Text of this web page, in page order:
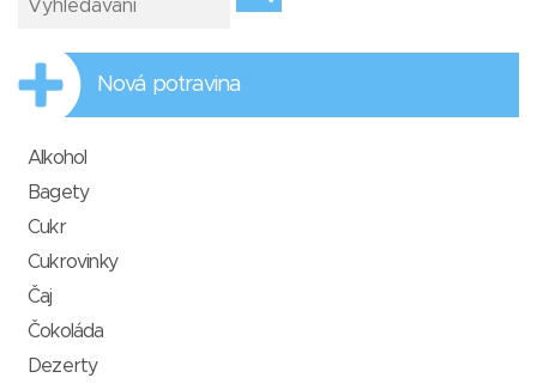
Nová potravina
Alkohol
Bagety
Cukr
Cukrovinky
Čaj
Čokoláda
Dezerty